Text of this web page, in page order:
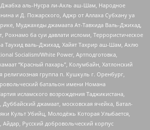
Джабха аль-Нусра ли-Ахль аш-Шам, Народное
и Д. Пожарского, Аджр от Аллаха Субхану уа
Муджахеды джамаата Ат-Тавхида Валь-Джихад,
Рохнамо ба суи давлати исломи, Террористическое
Таухид валь-Джихад, Хайят Тахрир аш-Шам, Ахлю
Socialism/White Power, Артподготовка,
“Красный пахарь”, Колумбайн, Хатлонский
религиозная группа п. Кушкуль г. Оренбург,
батальон имени Номана
исламского возрождения Таджикистана,
джамаат, московская ячейка, Батал-
Культ Убийц, Молодёжь Которая Улыбается,
Русский добровольческий корпус